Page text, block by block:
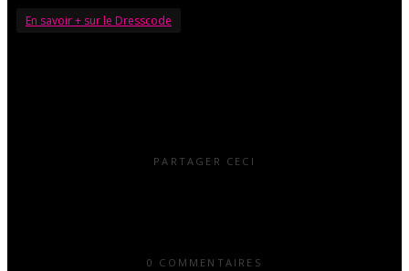
En savoir + sur le Dresscode
PARTAGER CECI
0 COMMENTAIRES